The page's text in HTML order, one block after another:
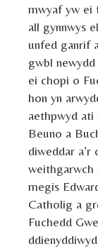
mwyaf yw ei
all gynnwys
unfed ganrif
gwbl
ei chopi o
hon yn
aethpwyd ati
Beuno a
diweddar
weithgarwch
megis
Catholig a
Fuchedd